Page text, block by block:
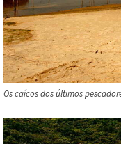
Os caícos dos últimos